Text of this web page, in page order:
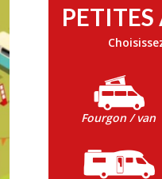
Fourgon / van